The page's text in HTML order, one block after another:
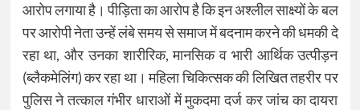
आरोप लगाया है। पीड़िता का आरोप है कि इन अश्लील साक्ष्यों के बल
पर आरोपी नेता उन्हें लंबे समय से समाज में बदनाम करने की धमकी दे
रहा था, और उनका शारीरिक, मानसिक व भारी आर्थिक उत्पीड़न
(ब्लैकमेलिंग) कर रहा था। महिला चिकित्सक की लिखित तहरीर पर
पुलिस ने तत्काल गंभीर धाराओं में मुकदमा दर्ज कर जांच का दायरा